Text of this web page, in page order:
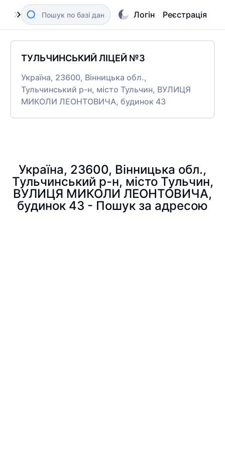
Логін Реєстрація
ТУЛЬЧИНСЬКИЙ ЛІЦЕЙ №3
Україна, 23600, Вінницька обл.,
Тульчинський р-н, місто Тульчин, ВУЛИЦЯ
МИКОЛИ ЛЕОНТОВИЧА, будинок 43
Україна, 23600, Вінницька обл.,
Тульчинський р-н, місто Тульчин,
ВУЛИЦЯ МИКОЛИ ЛЕОНТОВИЧА,
будинок 43 - Пошук за адресою